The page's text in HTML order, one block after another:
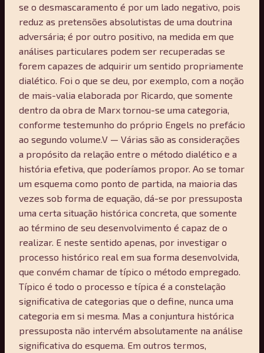
se o desmascaramento é por um lado negativo, pois
reduz as pretensões absolutistas de uma doutrina
adversária; é por outro positivo, na medida em que
análises particulares podem ser recuperadas se
forem capazes de adquirir um sentido propriamente
dialético. Foi o que se deu, por exemplo, com a noção
de mais-valia elaborada por Ricardo, que somente
dentro da obra de Marx tornou-se uma categoria,
conforme testemunho do próprio Engels no prefácio
ao segundo volume.V — Várias são as considerações
a propósito da relação entre o método dialético e a
história efetiva, que poderíamos propor. Ao se tomar
um esquema como ponto de partida, na maioria das
vezes sob forma de equação, dá-se por pressuposta
uma certa situação histórica concreta, que somente
ao término de seu desenvolvimento é capaz de o
realizar. E neste sentido apenas, por investigar o
processo histórico real em sua forma desenvolvida,
que convém chamar de típico o método empregado.
Típico é todo o processo e típica é a constelação
significativa de categorias que o define, nunca uma
categoria em si mesma. Mas a conjuntura histórica
pressuposta não intervém absolutamente na análise
significativa do esquema. Em outros termos,